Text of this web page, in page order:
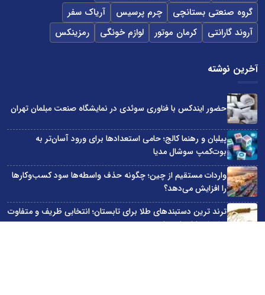
گروه صنعتی بستانچی
چرم پرسیس
آریاک سفر
آروند گارانتی
کرمان موتور لوازم خونگی رمزینکس
آخرین نوشته
حضور ایندکس با فناوری سوئدی در نمایشگاه صنعت مبلمان تهران
پیلبان و رهنما کالج؛ حامی استعدادها برای ورود آسان‌تر به
بوت‌کمپ سوشال مدیا
واردات مستقیم از چین؛ چگونه حذف واسطه‌ها سود کسب‌وکارها
را افزایش می‌دهد؟
ترند ترین دستبندهای طلا برای تابستان؛ انتخابی ظریف و متفاوت
برای استایل‌های خاص